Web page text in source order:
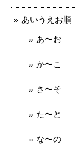
あいうえお順
あ〜お
か〜こ
さ〜そ
た〜と
な〜の